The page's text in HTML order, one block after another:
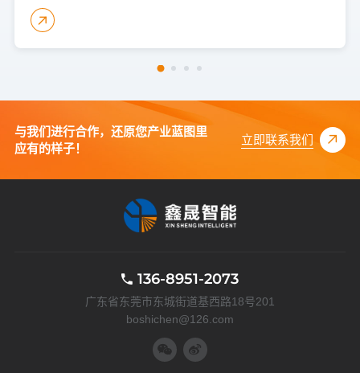
与我们进行合作，还原您产业蓝图里
应有的样子！
立即联系我们
136-8951-2073
广东省东莞市东城街道基西路18号201
boshichen@126.com